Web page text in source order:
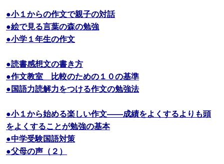
●小１からの作文で親子の対話
●絵で見る言葉の森の勉強
●小学１年生の作文
●読書感想文の書き方
●作文教室 比較のための１０の基準
●国語力読解力をつける作文の勉強法
●小１から始める楽しい作文――成績をよくするよりも頭
をよくすることが勉強の基本
●中学受験国語対策
●父母の声（２）